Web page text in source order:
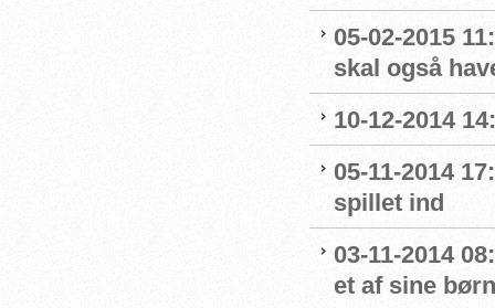
05-02-2015
skal også
10-12-2014
05-11-2014
spillet ind
03-11-2014
et af sine børn